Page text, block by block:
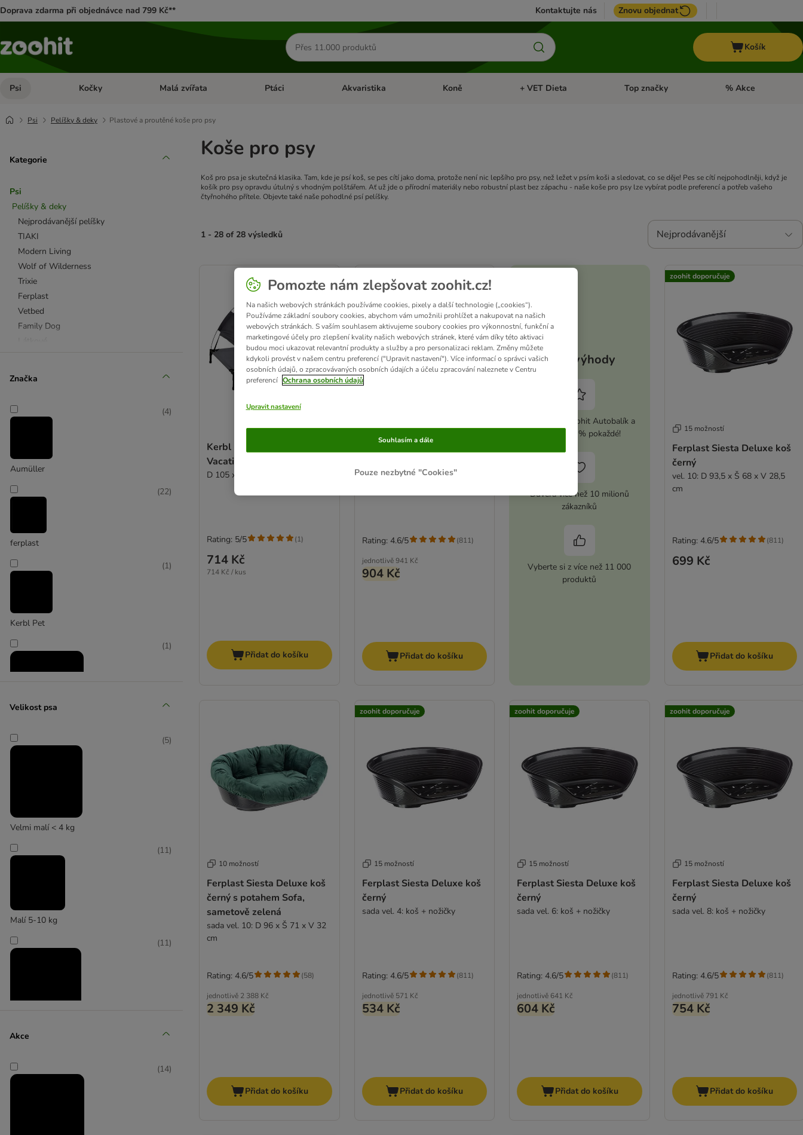
Doprava zdarma při objednávce nad 799 Kč** Kontaktujte nás Znovu objednat
Hledat
produkty
Košík
Psi Otevřít menu: Psi
Kočky Otevřít menu: Kočky
Malá zvířata Otevřít menu: Malá zvířata
Ptáci Otevřít menu: Ptáci
Akvaristika Otevřít menu: Akvaristika
Koně Otevřít menu: Koně
+ VET Dieta Otevřít menu: + VET Dieta
Top značky Otevřít menu: Top
% Akce
Psi Pelíšky & deky Plastové a proutěné koše pro psy
Kategorie
Psi
Pelíšky & deky
Nejprodávanější pelíšky
TIAKI
Modern Living
Wolf of Wilderness
Trixie
Ferplast
Vetbed
Family Dog
Ortopedické pelíšky
Pelíšky pro štěňata a malé psy
Hranaté
Vyhřívané pelíšky
Značka
Aumüller
(4)
ferplast
(22)
Kerbl Pet
(1)
zooplus Exclusive
(1)
Velikost psa
Velmi malí < 4 kg
(5)
Malí 5-10 kg
(11)
(11)
Akce
(14)
Koše pro psy
Koš pro psa je skutečná klasika. Tam, kde je psí koš, se pes cítí jako doma, protože není nic lepšího pro psy, než ležet v psím koši a sledovat, co se děje! Pes se cítí nejpohodlněji, když je
košík pro psy opravdu útulný s vhodným polštářem. Ať už jde o přírodní materiály nebo robustní plast bez zápachu - naše koše pro psy lze vybírat podle preferencí a potřeb vašeho
čtyřnohého přítele. Objevte také naše pohodlné psí pelíšky.
1 - 28 of 28 výsledků Nejprodávanější
product items have been changed
Kerbl Pet lehátko pro psy
Vacation Top
D 105 x Š 86 x V 75 cm
714 Kč
714 Kč / kus
Rating: 5/5 (1)
Přidat do košíku
zoohit doporučuje
15 možností
sada vel. 10: koš + nožičky
jednotlivě 941 Kč
904 Kč
Rating: 4.6/5 (811)
Přidat do košíku
Vaše výhody
Aktivujte si zoohit Autobalík a
ušetřete 5 % pokaždé!
Důvěra více než 10 milionů
zákazníků
Vyberte si z více než 11 000
produktů
zoohit doporučuje
15 možností
Ferplast Siesta Deluxe koš
černý
vel. 10: D 93,5 x Š 68 x V 28,5
cm
699 Kč
Rating: 4.6/5 (811)
Přidat do košíku
10 možností
Ferplast Siesta Deluxe koš
černý s potahem Sofa,
sametově zelená
sada vel. 10: D 96 x Š 71 x V 32
cm
jednotlivě 2 388 Kč
2 349 Kč
Rating: 4.6/5 (58)
Přidat do košíku
zoohit doporučuje
15 možností
Ferplast Siesta Deluxe koš
černý
sada vel. 4: koš + nožičky
jednotlivě 571 Kč
534 Kč
Rating: 4.6/5 (811)
Přidat do košíku
zoohit doporučuje
15 možností
Ferplast Siesta Deluxe koš
černý
sada vel. 6: koš + nožičky
jednotlivě 641 Kč
604 Kč
Rating: 4.6/5 (811)
Přidat do košíku
zoohit doporučuje
15 možností
Ferplast Siesta Deluxe koš
černý
sada vel. 8: koš + nožičky
jednotlivě 791 Kč
754 Kč
Rating: 4.6/5 (811)
Přidat do košíku
Pomozte nám zlepšovat zoohit.cz!
Na našich webových stránkách používáme cookies, pixely a další technologie („cookies“).
Používáme základní soubory cookies, abychom vám umožnili prohlížet a nakupovat na našich
webových stránkách. S vaším souhlasem aktivujeme soubory cookies pro výkonnostní, funkční a
marketingové účely pro zlepšení kvality našich webových stránek, které vám díky této aktivaci
budou moci ukazovat relevantní produkty a služby a pro personalizaci reklam. Změny můžete
kdykoli provést v našem centru preferencí ("Upravit nastavení"). Více informací o správci vašich
osobních údajů, o zpracovávaných osobních údajích a účelu zpracování naleznete v Centru
preferencí Ochrana osobních údajů
Upravit nastavení
Pouze nezbytné "Cookies"
Souhlasím a dále